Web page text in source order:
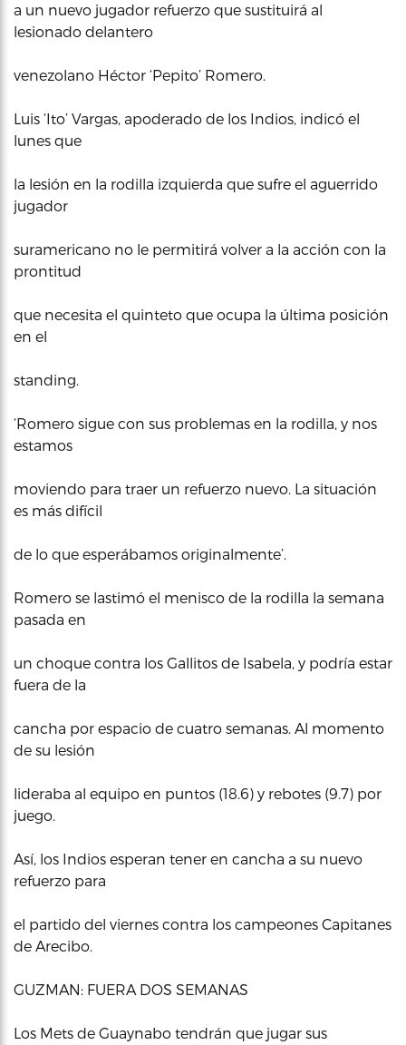
a un nuevo jugador refuerzo que sustituirá al
lesionado delantero
venezolano Héctor ‘Pepito’ Romero.
Luis ‘Ito’ Vargas, apoderado de los Indios, indicó el
lunes que
la lesión en la rodilla izquierda que sufre el aguerrido
jugador
suramericano no le permitirá volver a la acción con la
prontitud
que necesita el quinteto que ocupa la última posición
en el
standing.
‘Romero sigue con sus problemas en la rodilla, y nos
estamos
moviendo para traer un refuerzo nuevo. La situación
es más difícil
de lo que esperábamos originalmente’.
Romero se lastimó el menisco de la rodilla la semana
pasada en
un choque contra los Gallitos de Isabela, y podría estar
fuera de la
cancha por espacio de cuatro semanas. Al momento
de su lesión
lideraba al equipo en puntos (18.6) y rebotes (9.7) por
juego.
Así, los Indios esperan tener en cancha a su nuevo
refuerzo para
el partido del viernes contra los campeones Capitanes
de Arecibo.
GUZMAN: FUERA DOS SEMANAS
Los Mets de Guaynabo tendrán que jugar sus